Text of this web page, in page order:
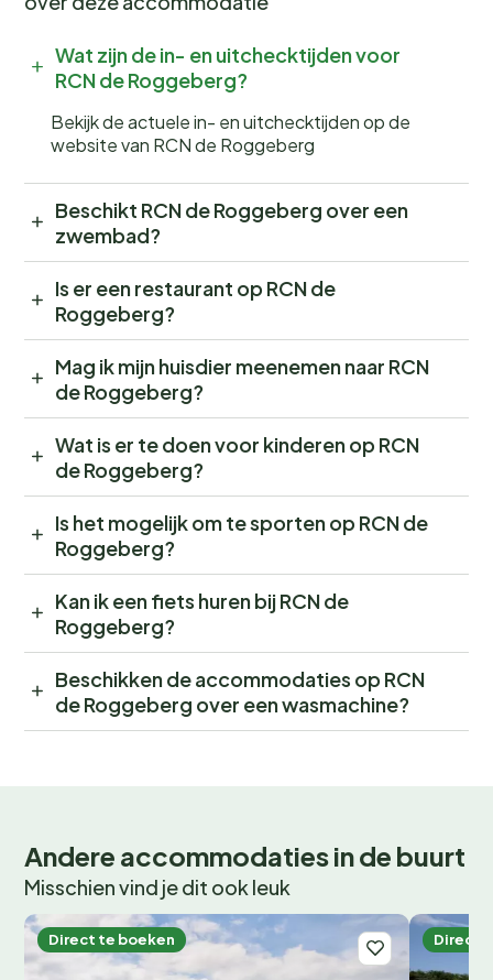
bij, want populaire periodes zijn snel volgeboekt.
de geur van verse broodjes? Dat kan bij ons!
Wat zijn de in- en uitchecktijden voor
RCN de Roggeberg?
Bekijk de actuele in- en uitchecktijden op de
website van RCN de Roggeberg
Beschikt RCN de Roggeberg over een
zwembad?
Is er een restaurant op RCN de
Roggeberg?
Mag ik mijn huisdier meenemen naar RCN
de Roggeberg?
Wat is er te doen voor kinderen op RCN
de Roggeberg?
Is het mogelijk om te sporten op RCN de
Roggeberg?
Kan ik een fiets huren bij RCN de
Roggeberg?
Beschikken de accommodaties op RCN
de Roggeberg over een wasmachine?
Andere accommodaties in de buurt
Misschien vind je dit ook leuk
Direct te boeken Direct